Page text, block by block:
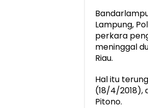
Lampung,
perkara
meninggal
Riau.
Hal itu
(18/4/2018),
Pitono.